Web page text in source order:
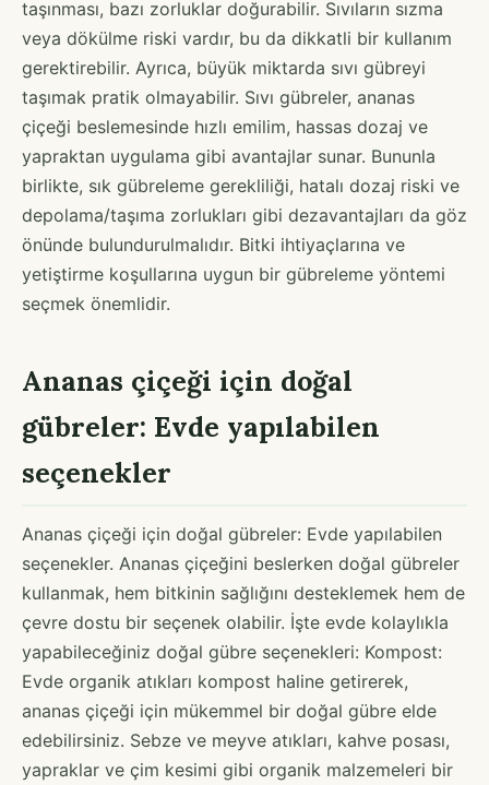
taşınması, bazı zorluklar doğurabilir. Sıvıların sızma
veya dökülme riski vardır, bu da dikkatli bir kullanım
gerektirebilir. Ayrıca, büyük miktarda sıvı gübreyi
taşımak pratik olmayabilir. Sıvı gübreler, ananas
çiçeği beslemesinde hızlı emilim, hassas dozaj ve
yapraktan uygulama gibi avantajlar sunar. Bununla
birlikte, sık gübreleme gerekliliği, hatalı dozaj riski ve
depolama/taşıma zorlukları gibi dezavantajları da göz
önünde bulundurulmalıdır. Bitki ihtiyaçlarına ve
yetiştirme koşullarına uygun bir gübreleme yöntemi
seçmek önemlidir.
Ananas çiçeği için doğal
gübreler: Evde yapılabilen
seçenekler
Ananas çiçeği için doğal gübreler: Evde yapılabilen
seçenekler. Ananas çiçeğini beslerken doğal gübreler
kullanmak, hem bitkinin sağlığını desteklemek hem de
çevre dostu bir seçenek olabilir. İşte evde kolaylıkla
yapabileceğiniz doğal gübre seçenekleri: Kompost:
Evde organik atıkları kompost haline getirerek,
ananas çiçeği için mükemmel bir doğal gübre elde
edebilirsiniz. Sebze ve meyve atıkları, kahve posası,
yapraklar ve çim kesimi gibi organik malzemeleri bir